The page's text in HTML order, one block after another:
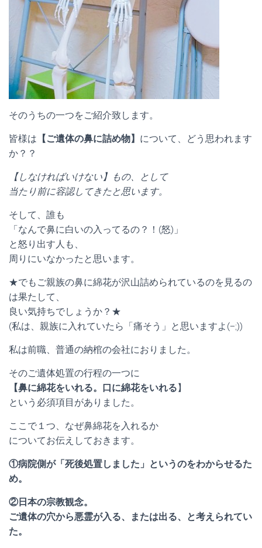
そのうちの一つをご紹介致します。
皆様は 【ご遺体の鼻に詰め物】 について、どう思われます
か？？
【しなければいけない】もの、として
当たり前に容認してきたと思います。
そして、誰も
「なんで鼻に白いの入ってるの？！(怒)」
と怒り出す人も、
周りにいなかったと思います。
★でもご親族の鼻に綿花が沢山詰められているのを見るの
は果たして、
良い気持ちでしょうか？★
(私は、親族に入れていたら「痛そう」と思いますよ(–;))
私は前職、普通の納棺の会社におりました。
そのご遺体処置の行程の一つに
【鼻に綿花をいれる。口に綿花をいれる】
という必須項目がありました。
ここで１つ、なぜ鼻綿花を入れるか
についてお伝えしておきます。
①病院側が「死後処置しました」というのをわからせるた
め。
②日本の宗教観念。
ご遺体の穴から悪霊が入る、または出る、と考えられてい
た。